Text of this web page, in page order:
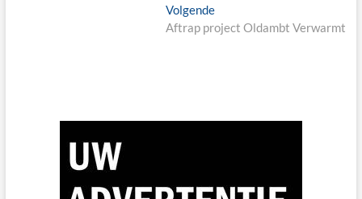
VolgendeNext
post:
Aftrap project Oldambt Verwarmt